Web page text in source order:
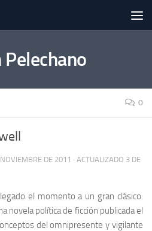
Pelechano
0
DE 2011 · ACTUALIZADO 3 DE
el momento a un gran clásico:
novela política de ficción publicada el
del omnipresente y vigilante